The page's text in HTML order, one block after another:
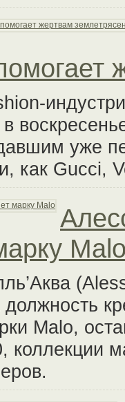
уже
как Gucci,
Malo,
коллекции